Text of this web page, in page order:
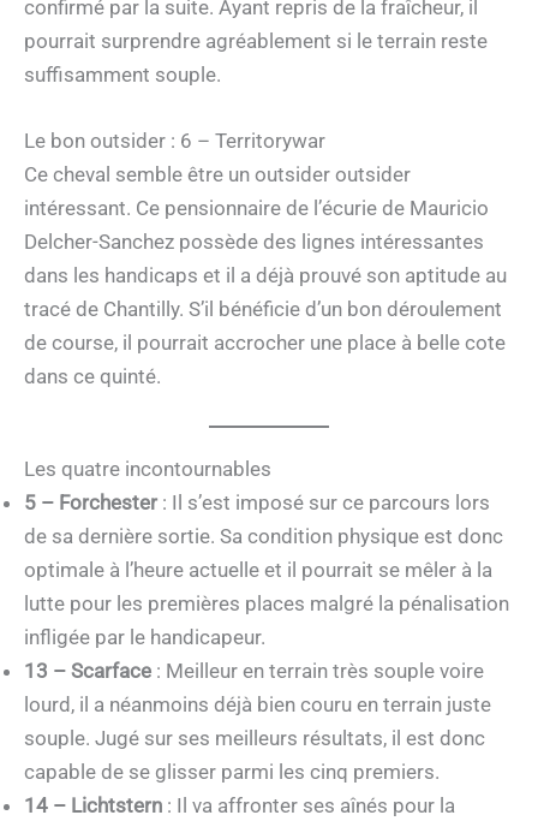
confirmé par la suite. Ayant repris de la fraîcheur, il
pourrait surprendre agréablement si le terrain reste
suffisamment souple.
Le bon outsider : 6 – Territorywar
Ce cheval semble être un outsider outsider
intéressant. Ce pensionnaire de l’écurie de Mauricio
Delcher-Sanchez possède des lignes intéressantes
dans les handicaps et il a déjà prouvé son aptitude au
tracé de Chantilly. S’il bénéficie d’un bon déroulement
de course, il pourrait accrocher une place à belle cote
dans ce quinté.
Les quatre incontournables
5 – Forchester: Il s’est imposé sur ce parcours lors
de sa dernière sortie. Sa condition physique est donc
optimale à l’heure actuelle et il pourrait se mêler à la
lutte pour les premières places malgré la pénalisation
infligée par le handicapeur.
13 – Scarface : Meilleur en terrain très souple voire
lourd, il a néanmoins déjà bien couru en terrain juste
souple. Jugé sur ses meilleurs résultats, il est donc
capable de se glisser parmi les cinq premiers.
14 – Lichtstern : Il va affronter ses aînés pour la